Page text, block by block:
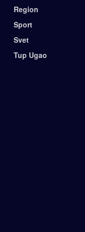
Region
Sport
Svet
Tup Ugao